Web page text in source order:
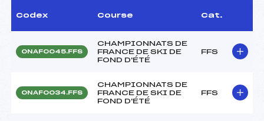
Codex Course Cat.
ONAF0045.FFS
CHAMPIONNATS DE
FRANCE DE SKI DE
FOND D'ÉTÉ
FFS
ONAF0034.FFS
CHAMPIONNATS DE
FRANCE DE SKI DE
FOND D'ÉTÉ
FFS